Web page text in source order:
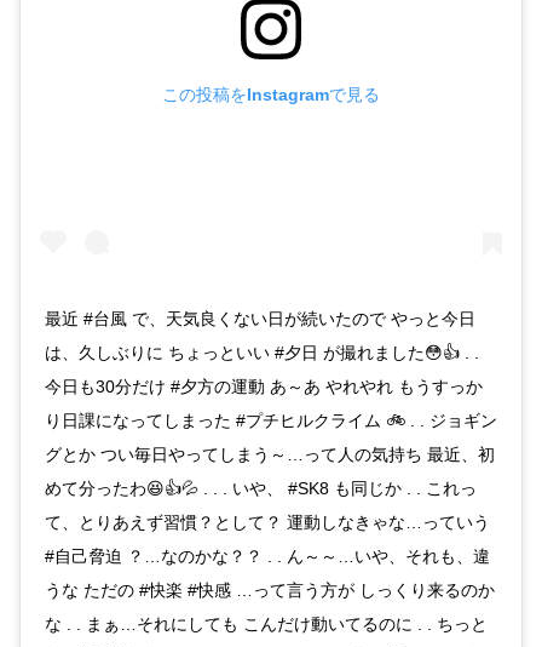
この投稿をInstagramで見る
最近 #台風 で、天気良くない日が続いたので やっと今日
は、久しぶりに ちょっといい #夕日 が撮れました😳👍 . .
今日も30分だけ #夕方の運動 あ～あ やれやれ もうすっか
り日課になってしまった #プチヒルクライム 🚲 . . ジョギン
グとか つい毎日やってしまう～…って人の気持ち 最近、初
めて分ったわ😆👍💦 . . . いや、 #SK8 も同じか . . これっ
て、とりあえず習慣？として？ 運動しなきゃな…っていう
#自己脅迫 ？…なのかな？？ . . ん～～…いや、それも、違
うな ただの #快楽 #快感 …って言う方が しっくり来るのか
な . . まぁ…それにしても こんだけ動いてるのに . . ちっと